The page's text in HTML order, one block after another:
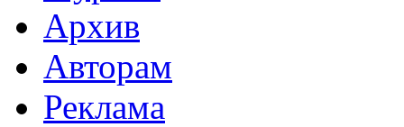
Архив
Авторам
Реклама